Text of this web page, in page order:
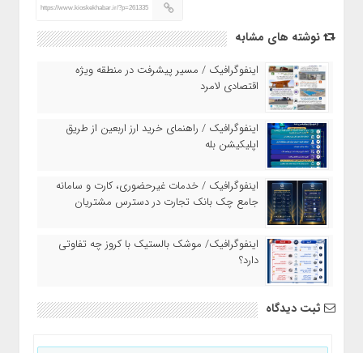
https://www.kioskekhabar.ir/?p=261335
نوشته های مشابه
اینفوگرافیک / مسیر پیشرفت در منطقه ویژه
اقتصادی لامرد
اینفوگرافیک / راهنمای خرید ارز اربعین از طریق
اپلیکیشن بله
اینفوگرافیک / خدمات غیرحضوری، کارت و سامانه
جامع چک بانک تجارت در دسترس مشتریان
اینفوگرافیک/ موشک بالستیک با کروز چه تفاوتی
دارد؟
ثبت دیدگاه